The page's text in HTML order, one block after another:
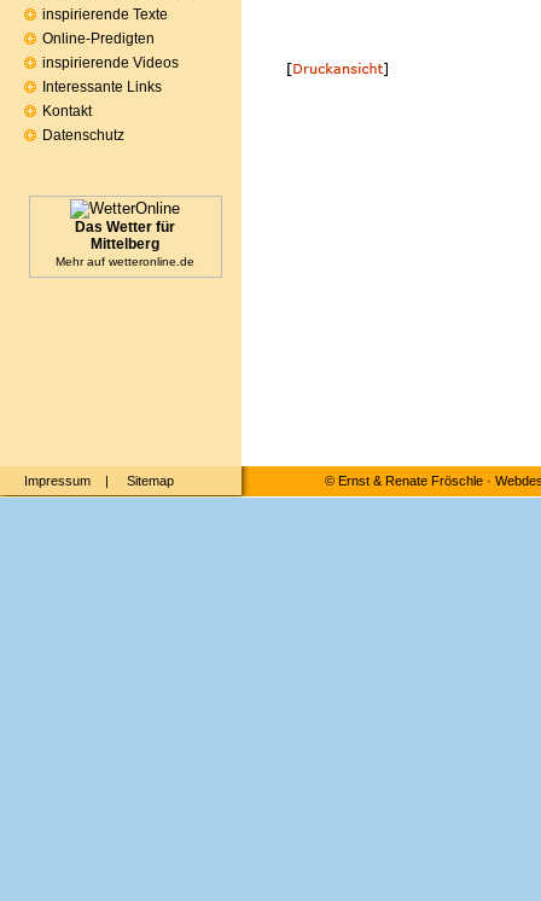
inspirierende Texte
Online-Predigten
inspirierende Videos
Interessante Links
Kontakt
Datenschutz
Das Wetter für
Mittelberg
Mehr auf wetteronline.de
Impressum | Sitemap © Ernst & Renate Fröschle·